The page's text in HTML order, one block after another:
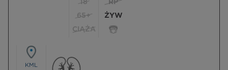
18
65+
CIĄŻA
RP
ŻYW
KML